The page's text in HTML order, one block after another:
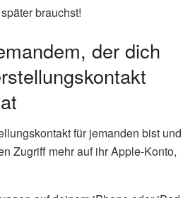
brauchst!
der dich
für jemanden bist und
Zugriff mehr auf ihr Apple-Konto,